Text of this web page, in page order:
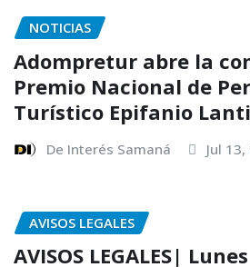
NOTICIAS
Adompretur abre la
Premio Nacional de
Turístico Epifanio
De Interés Samaná Jul
AVISOS LEGALES
AVISOS LEGALES|